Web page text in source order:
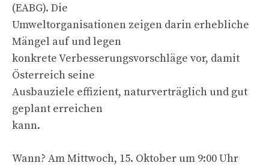
(EABG). Die
Umweltorganisationen zeigen darin erhebliche
Mängel auf und legen
konkrete Verbesserungsvorschläge vor, damit
Österreich seine
Ausbauziele effizient, naturverträglich und gut
geplant erreichen
kann.
Wann? Am Mittwoch, 15. Oktober um 9:00 Uhr